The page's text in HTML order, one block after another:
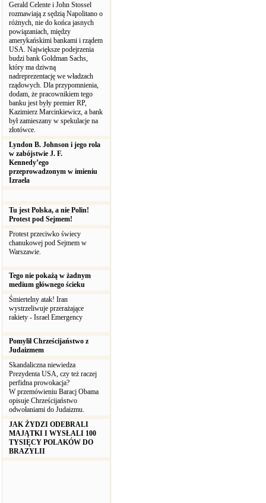
Gerald Celente i John Stossel
rozmawiają z sędzią Napolitano o
różnych, nie do końca jasnych
powiązaniach, między
amerykańskimi bankami i rządem
USA. Największe podejrzenia
budzi bank Goldman Sachs,
który ma dziwną
nadreprezentację we władzach
rządowych. Dla przypomnienia,
dodam, że pracownikiem tego
banku jest były premier RP,
Kazimierz Marcinkiewicz, a bank
był zamieszany w spekulacje na
złotówce.
Lyndon B. Johnson i jego rola
w zabójstwie J. F.
Kennedy’ego
przeprowadzonym w imieniu
Izraela
Tu jest Polska, a nie Polin!
Protest pod Sejmem!
Protest przeciwko świecy
chanukowej pod Sejmem w
Warszawie.
Tego nie pokażą w żadnym
medium głównego ścieku
Śmiertelny atak! Iran
wystrzeliwuje przerażające
rakiety - Israel Emergency
Pomylił Chrześcijaństwo z
Judaizmem
Skandaliczna niewiedza
Prezydenta USA, czy też raczej
perfidna prowokacja?
W przemówieniu Baracj Obama
opisuje Chrześcijaństwo
odwołaniami do Judaizmu.
JAK ŻYDZI ODEBRALI
MAJĄTKI I WYSŁALI 100
TYSIĘCY POLAKÓW DO
BRAZYLII